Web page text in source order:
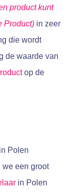
product kunt
Product) in zeer
die wordt
de waarde van
op de
Polen
een groot
in Polen